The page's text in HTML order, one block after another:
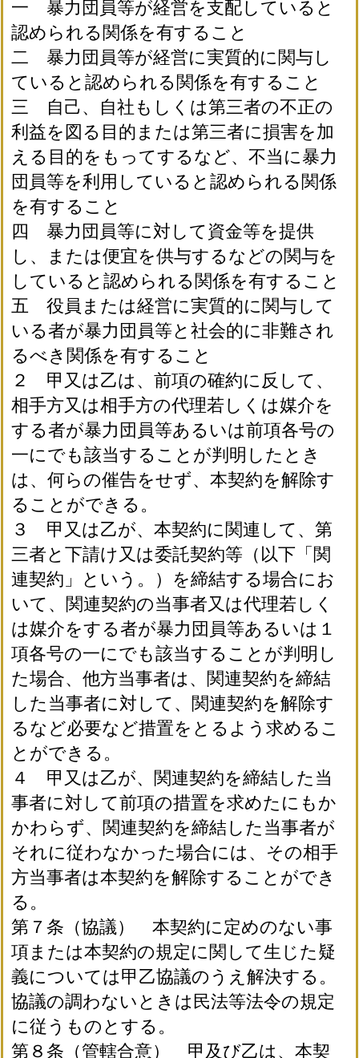
一 暴力団員等が経営を支配していると
認められる関係を有すること
二 暴力団員等が経営に実質的に関与し
ていると認められる関係を有すること
三 自己、自社もしくは第三者の不正の
利益を図る目的または第三者に損害を加
える目的をもってするなど、不当に暴力
団員等を利用していると認められる関係
を有すること
四 暴力団員等に対して資金等を提供
し、または便宜を供与するなどの関与を
していると認められる関係を有すること
五 役員または経営に実質的に関与して
いる者が暴力団員等と社会的に非難され
るべき関係を有すること
２ 甲又は乙は、前項の確約に反して、
相手方又は相手方の代理若しくは媒介を
する者が暴力団員等あるいは前項各号の
一にでも該当することが判明したとき
は、何らの催告をせず、本契約を解除す
ることができる。
３ 甲又は乙が、本契約に関連して、第
三者と下請け又は委託契約等（以下「関
連契約」という。）を締結する場合にお
いて、関連契約の当事者又は代理若しく
は媒介をする者が暴力団員等あるいは１
項各号の一にでも該当することが判明し
た場合、他方当事者は、関連契約を締結
した当事者に対して、関連契約を解除す
るなど必要など措置をとるよう求めるこ
とができる。
４ 甲又は乙が、関連契約を締結した当
事者に対して前項の措置を求めたにもか
かわらず、関連契約を締結した当事者が
それに従わなかった場合には、その相手
方当事者は本契約を解除することができ
る。
第７条（協議） 本契約に定めのない事
項または本契約の規定に関して生じた疑
義については甲乙協議のうえ解決する。
協議の調わないときは民法等法令の規定
に従うものとする。
第８条（管轄合意） 甲及び乙は、本契